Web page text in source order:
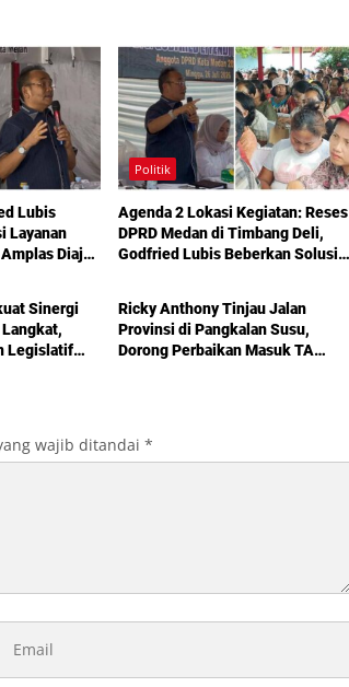
Lubis
Layanan
Diajak
Politik
Agenda 2 Lokasi Kegiatan: Reses
DPRD Medan di Timbang Deli,
Godfried Lubis Beberkan Solusi
Sinergi
Legislatif
Politik
Ricky Anthony Tinjau Jalan
Provinsi di Pangkalan Susu,
Dorong Perbaikan Masuk TA
wajib ditandai *